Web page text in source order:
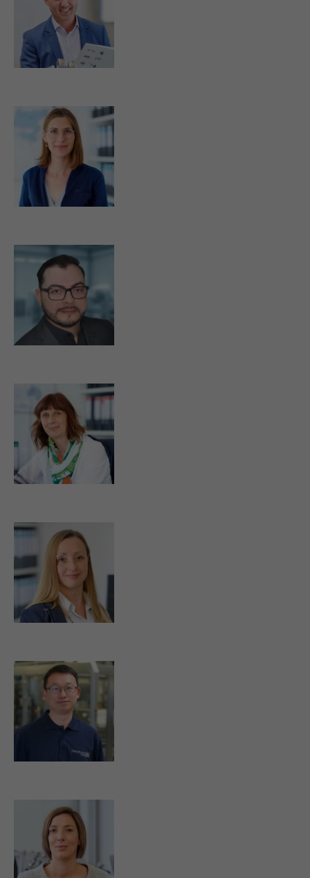
d.walter@strassburger-filter.de
s.kos@strassburger-filter.de
j.machado@strassburger-filter.de
k.huppert@strassburger-filter.de
r.bodin@strassburger-filter.de
roger.zhu@strassburger-filter.cn
k.ruf@strassburger-filter.de